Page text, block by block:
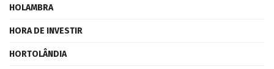
HOLAMBRA
HORA DE INVESTIR
HORTOLÂNDIA